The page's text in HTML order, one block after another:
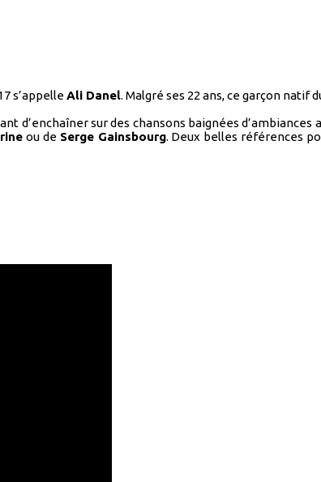
s’appelleAli Danel. Malgré ses 22 ans, ce garçon natif
d’enchaîner sur des chansons baignées
ou de Serge Gainsbourg. Deux belles références